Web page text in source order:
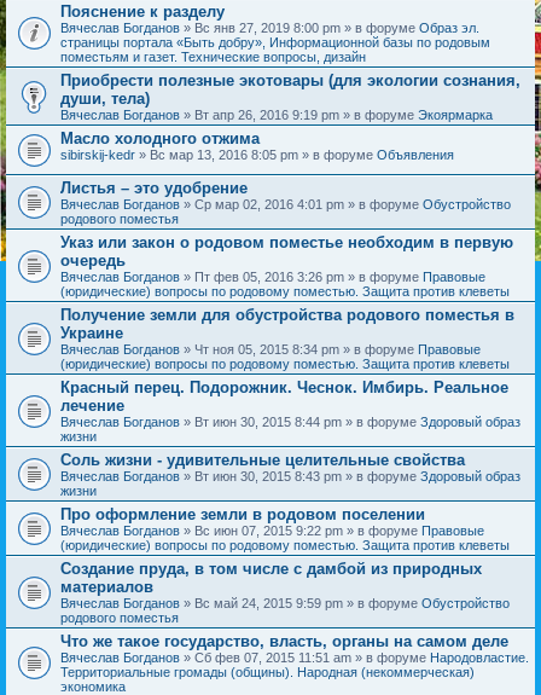
Пояснение к разделу
Вячеслав Богданов » Вс янв 27, 2019 8:00 pm » в форуме Образ эл.
страницы портала «Быть добру», Информационной базы по родовым
поместьям и газет. Технические вопросы, дизайн
Приобрести полезные экотовары (для экологии сознания,
души, тела)
Вячеслав Богданов » Вт апр 26, 2016 9:19 pm » в форуме Экоярмарка
Масло холодного отжима
sibirskij-kedr » Вс мар 13, 2016 8:05 pm » в форуме Объявления
Листья – это удобрение
Вячеслав Богданов » Ср мар 02, 2016 4:01 pm » в форуме Обустройство
родового поместья
Указ или закон о родовом поместье необходим в первую
очередь
Вячеслав Богданов » Пт фев 05, 2016 3:26 pm » в форуме Правовые
(юридические) вопросы по родовому поместью. Защита против клеветы
Получение земли для обустройства родового поместья в
Украине
Вячеслав Богданов » Чт ноя 05, 2015 8:34 pm » в форуме Правовые
(юридические) вопросы по родовому поместью. Защита против клеветы
Красный перец. Подорожник. Чеснок. Имбирь. Реальное
лечение
Вячеслав Богданов » Вт июн 30, 2015 8:44 pm » в форуме Здоровый образ
жизни
Соль жизни - удивительные целительные свойства
Вячеслав Богданов » Вт июн 30, 2015 8:43 pm » в форуме Здоровый образ
жизни
Про оформление земли в родовом поселении
Вячеслав Богданов » Вс июн 07, 2015 9:22 pm » в форуме Правовые
(юридические) вопросы по родовому поместью. Защита против клеветы
Создание пруда, в том числе с дамбой из природных
материалов
Вячеслав Богданов » Вс май 24, 2015 9:59 pm » в форуме Обустройство
родового поместья
Что же такое государство, власть, органы на самом деле
Вячеслав Богданов » Сб фев 07, 2015 11:51 am » в форуме Народовластие.
Территориальные громады (общины). Народная (некоммерческая)
экономика